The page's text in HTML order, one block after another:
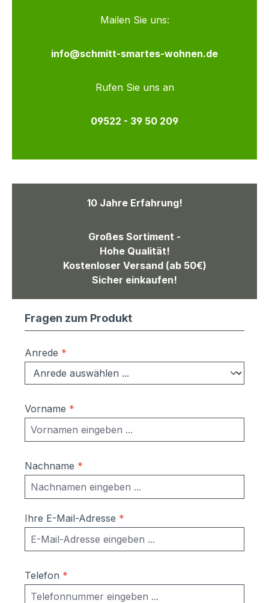
Mailen Sie uns:
info@schmitt-smartes-wohnen.de
Rufen Sie uns an
09522 - 39 50 209
10 Jahre Erfahrung!
Großes Sortiment -
Hohe Qualität!
Kostenloser Versand (ab 50€)
Sicher einkaufen!
Fragen zum Produkt
Anrede *
Vorname *
Nachname *
Ihre E-Mail-Adresse *
Telefon *